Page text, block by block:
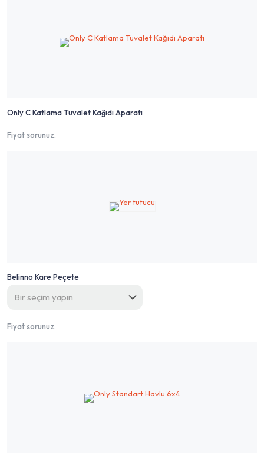
Only C Katlama Tuvalet Kağıdı Aparatı
Fiyat sorunuz.
Belinno Kare Peçete
Fiyat sorunuz.